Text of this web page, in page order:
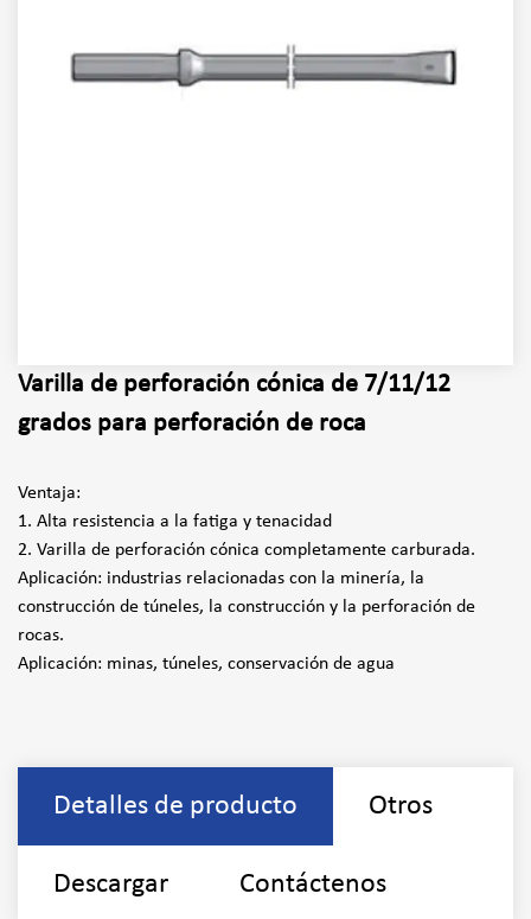
Varilla de perforación cónica de 7/11/12
grados para perforación de roca
Ventaja:
1. Alta resistencia a la fatiga y tenacidad
2. Varilla de perforación cónica completamente carburada.
Aplicación: industrias relacionadas con la minería, la
construcción de túneles, la construcción y la perforación de
rocas.
Aplicación: minas, túneles, conservación de agua
Detalles de producto Otros
Descargar Contáctenos